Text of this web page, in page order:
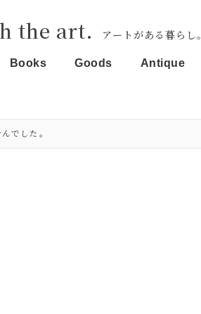
the art. アートがある暮らし。
Books Goods Antique
でした。